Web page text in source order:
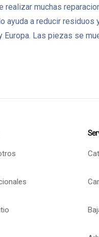
muchas
a reducir
Las piezas se